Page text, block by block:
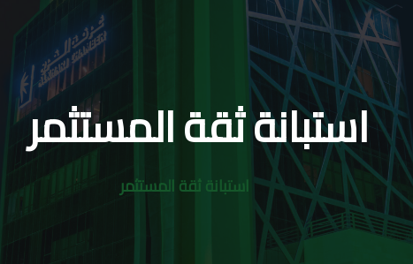
التدريب النوعي
التوظيف
استبانة ثقة المستثمر
استبانة ثقة المستثمر